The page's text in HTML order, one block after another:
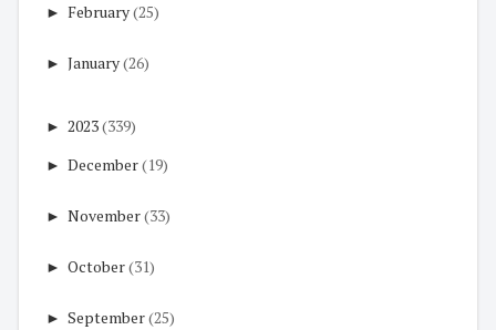
► February(25)
► January(26)
► 2023(339)
► December(19)
► November(33)
► October(31)
► September(25)